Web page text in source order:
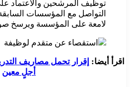
توظيف المرشحين والاعتماد
التواصل مع المؤسسات
لامعة على المؤسسة ويرسخ
اقرأ أيضا: إقرار تحمل مصاريف
أجلٍ معين